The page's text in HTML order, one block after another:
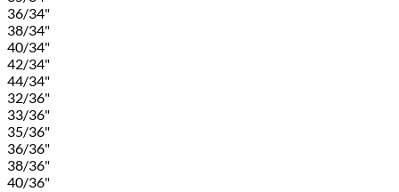
36/34"
38/34"
40/34"
42/34"
44/34"
32/36"
33/36"
35/36"
36/36"
38/36"
40/36"